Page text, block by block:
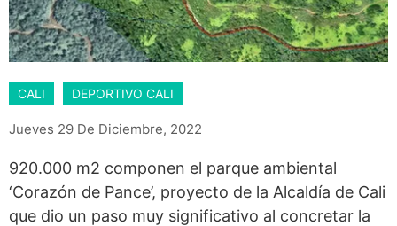
CALI DEPORTIVO CALI
Jueves 29 De Diciembre, 2022
920.000 m2 componen el parque ambiental
‘Corazón de Pance’, proyecto de la Alcaldía de Cali
que dio un paso muy significativo al concretar la